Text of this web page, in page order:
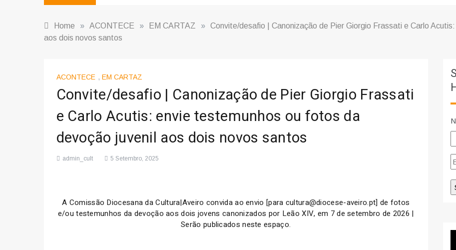
Home » ACONTECE » EM CARTAZ »
Convite/desafio | Canonização de Pier Giorgio Frassati e Carlo
aos dois novos santos
ACONTECE , EM CARTAZ
Convite/desafio | Canonização de Pier Giorgio Frassati
e Carlo Acutis: envie testemunhos ou fotos da
devoção juvenil aos dois novos santos
admin_cult 5 Setembro, 2025
A Comissão Diocesana da Cultura|Aveiro convida ao envio [para cultura@diocese-aveiro.pt] de fotos
e/ou testemunhos da devoção aos dois jovens canonizados por Leão XIV, em 7 de setembro de 2026 |
Serão publicados neste espaço.